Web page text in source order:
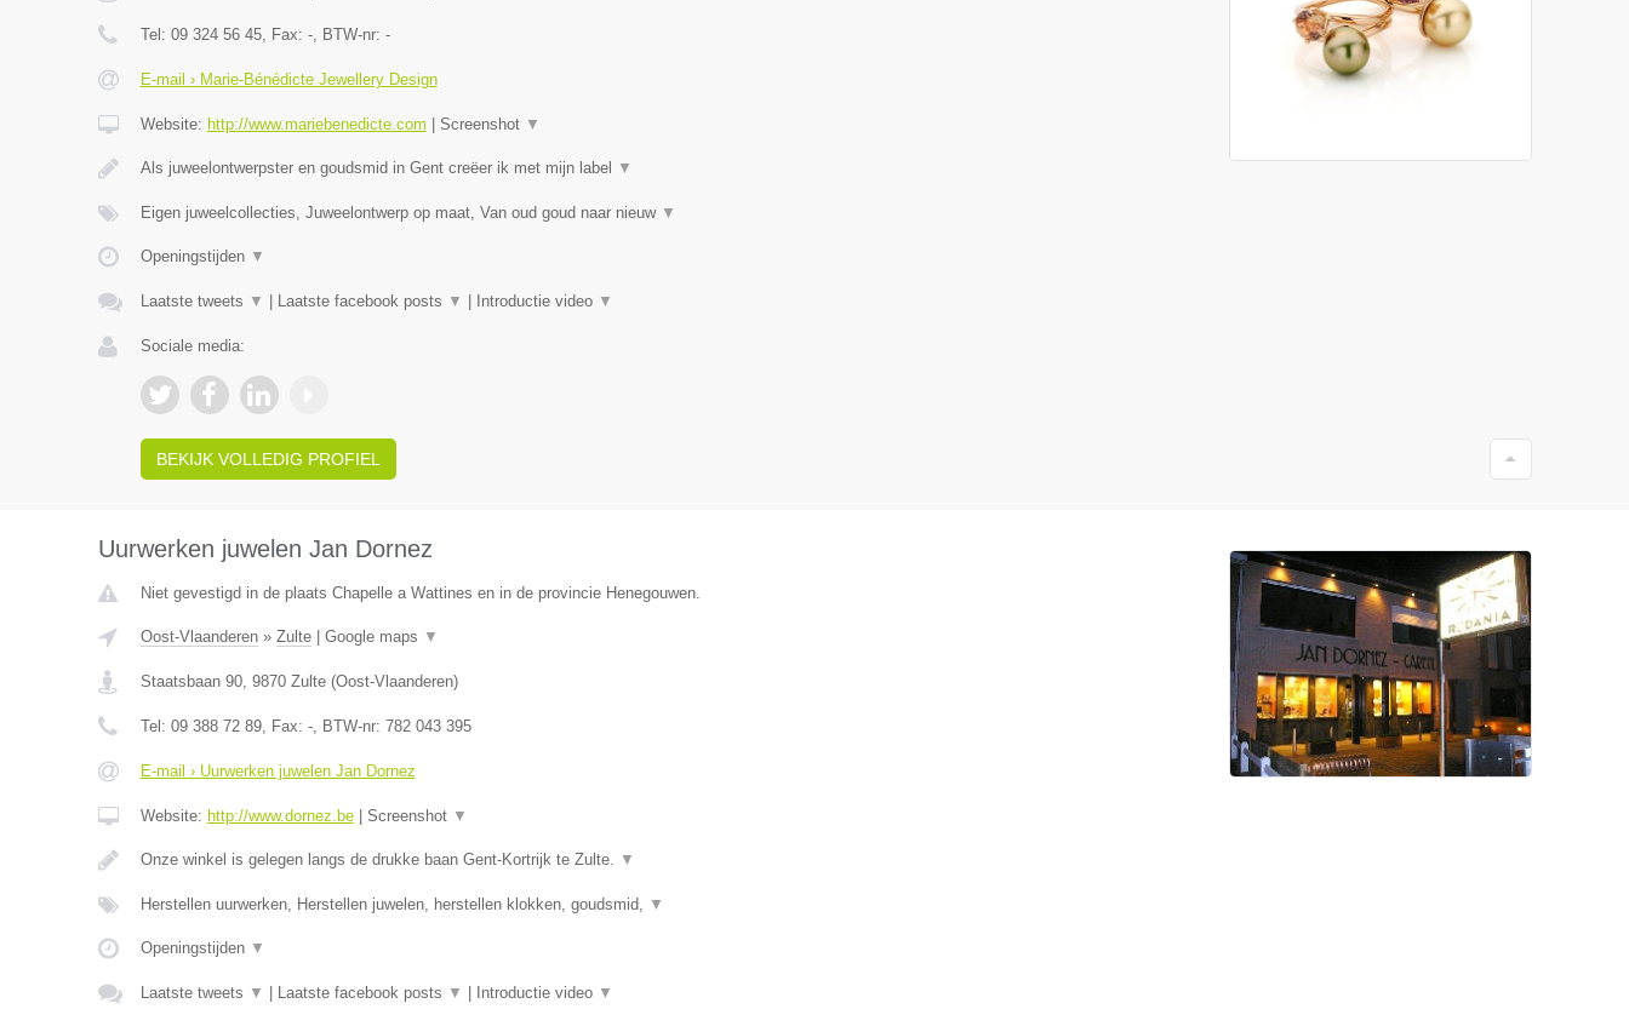
Tel: 09 324 56 45, Fax: -, BTW-nr: -
E-mail › Marie-Bénédicte Jewellery Design
Website: http://www.mariebenedicte.com Screenshot ▼
Als juweelontwerpster en goudsmid in Gent creëer ik met mijn label ▼
Eigen juweelcollecties, Juweelontwerp op maat, Van oud goud naar nieuw ▼
Openingstijden ▼
Laatste tweets ▼ Laatste facebook posts ▼ Introductie video ▼
Sociale media:
BEKIJK VOLLEDIG PROFIEL
Uurwerken juwelen Jan Dornez
Niet gevestigd in de plaats Chapelle a Wattines en in de provincie Henegouwen.
Oost-Vlaanderen» Zulte| Google maps ▼
Staatsbaan 90, 9870 Zulte(Oost-Vlaanderen)
Tel: 09 388 72 89, Fax: -, BTW-nr: 782 043 395
E-mail › Uurwerken juwelen Jan Dornez
Website: http://www.dornez.be| Screenshot ▼
Onze winkel is gelegen langs de drukke baan Gent-Kortrijk te Zulte. ▼
Herstellen uurwerken, Herstellen juwelen, herstellen klokken, goudsmid, ▼
Openingstijden ▼
Laatste tweets ▼ Laatste facebook posts ▼ Introductie video ▼